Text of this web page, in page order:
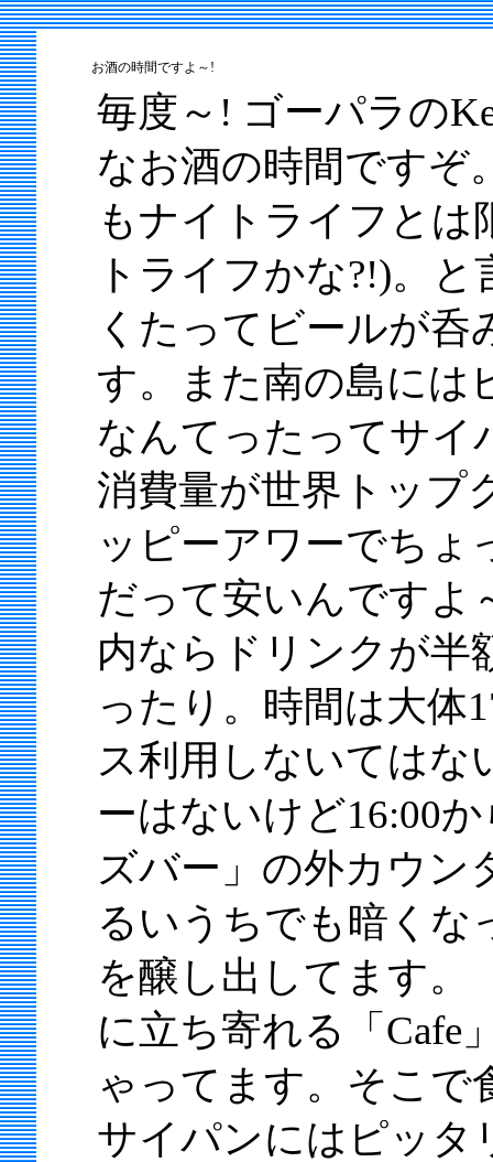
お酒の時間ですよ～!
毎度～! ゴーパラの
なお酒の時間ですぞ
もナイトライフと
トライフかな?!)。
くたってビールが
す。また南の島には
なんてったってサイ
消費量が世界トップ
ッピーアワーでちょ
だって安いんですよ
内ならドリンクが半
ったり。時間は大体
ス利用しないてはな
ーはないけど16:00
ズバー」の外カウン
るいうちでも暗くな
を醸し出してます。
に立ち寄れる「Cafe
ゃってます。そこで
サイパンにはピッタ